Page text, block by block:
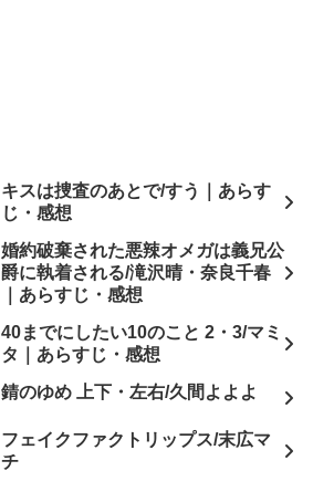
キスは捜査のあとで/すう｜あらす
じ・感想
婚約破棄された悪辣オメガは義兄公
爵に執着される/滝沢晴・奈良千春
｜あらすじ・感想
40までにしたい10のこと 2・3/マミ
タ｜あらすじ・感想
錆のゆめ 上下・左右/久間よよよ
フェイクファクトリップス/末広マ
チ